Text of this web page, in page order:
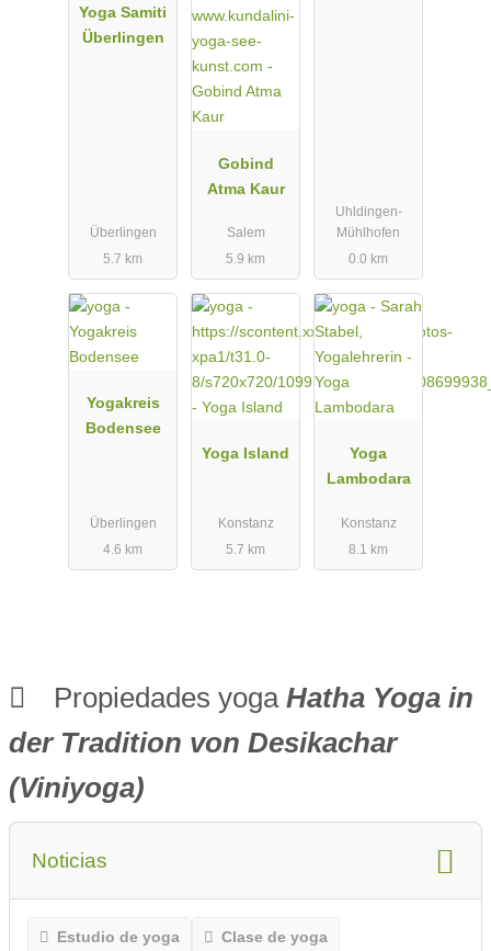
Yoga Samiti
Überlingen
Überlingen
5.7 km
Gobind
Atma Kaur
Salem
5.9 km
Uhldingen-
Mühlhofen
0.0 km
Yogakreis
Bodensee
Überlingen
4.6 km
Yoga Island
Konstanz
5.7 km
Yoga
Lambodara
Konstanz
8.1 km
Propiedades yoga Hatha Yoga in
der Tradition von Desikachar
(Viniyoga)
Noticias
Estudio de yoga Clase de yoga